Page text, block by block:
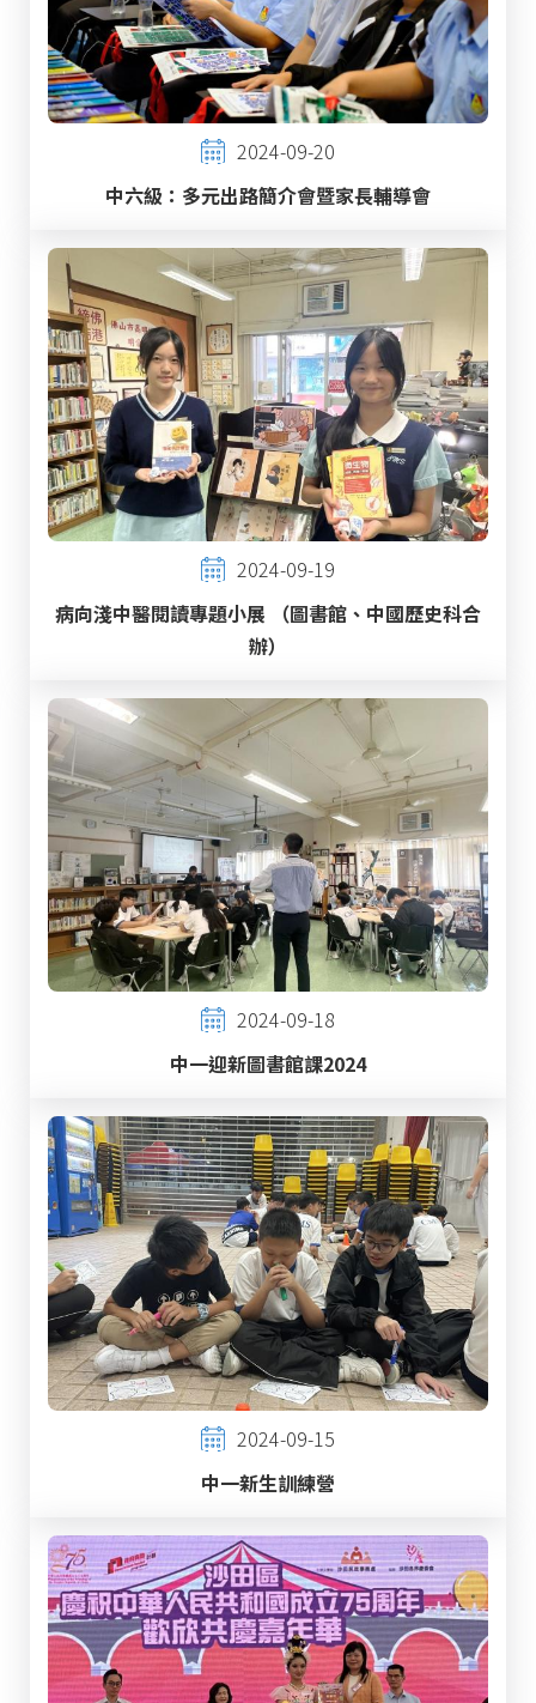
2024-09-20
中六級：多元出路簡介會暨家長輔導會
2024-09-19
病向淺中醫閱讀專題小展 （圖書館、中國歷史科合
辦）
2024-09-18
中一迎新圖書館課2024
2024-09-15
中一新生訓練營